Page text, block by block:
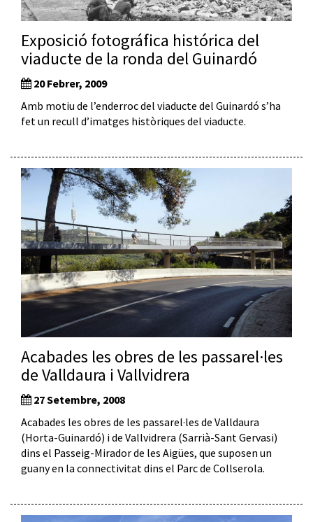
Exposició fotográfica histórica del
viaducte de la ronda del Guinardó
20 Febrer, 2009
Amb motiu de l’enderroc del viaducte del Guinardó s’ha
fet un recull d’imatges històriques del viaducte.
Acabades les obres de les passarel·les
de Valldaura i Vallvidrera
27 Setembre, 2008
Acabades les obres de les passarel·les de Valldaura
(Horta-Guinardó) i de Vallvidrera (Sarrià-Sant Gervasi)
dins el Passeig-Mirador de les Aigües, que suposen un
guany en la connectivitat dins el Parc de Collserola.